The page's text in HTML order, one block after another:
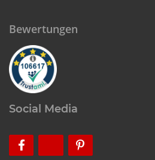
Bewertungen
Social Media